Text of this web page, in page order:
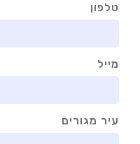
טלפון
מייל
עיר מגורים